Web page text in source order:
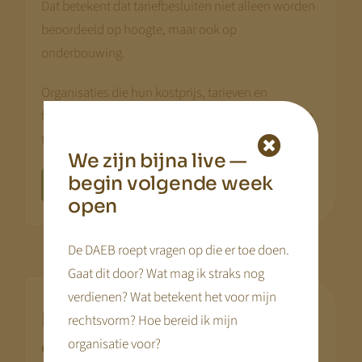
Dat betekent dat tariefbesluiten niet alleen worden
beoordeeld op hoogte, maar ook op
onderbouwing.
Organisaties die hun kostprijs, tarieven en
financiële keuzes inzichtelijk hebben, kunnen hun
tariefbeleid beter uitleggen en verdedigen.
In gesprek over tariefstrategie
Meer nadruk op
onderbouwing
We zijn bijna live —
begin volgende week
open
De DAEB roept vragen op die er toe doen.
Gaat dit door? Wat mag ik straks nog
verdienen? Wat betekent het voor mijn
rechtsvorm? Hoe bereid ik mijn
organisatie voor?